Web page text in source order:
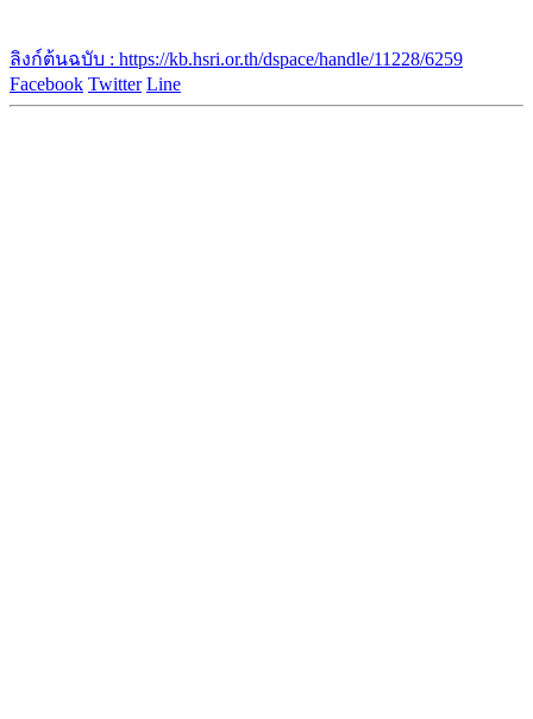
ลิงก์ต้นฉบับ : https://kb.hsri.or.th/dspace/handle/11228/6259
Facebook Twitter Line